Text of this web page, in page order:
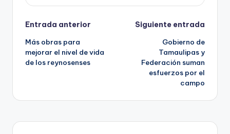
Navegación
de
entradas
Entrada anterior
Más obras para
mejorar el nivel de vida
de los reynosenses
Siguiente entrada
Gobierno de
Tamaulipas y
Federación suman
esfuerzos por el
campo